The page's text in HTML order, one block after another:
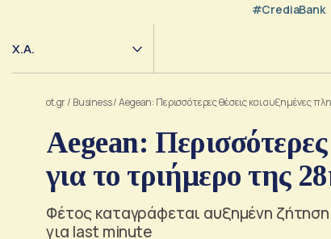
#CrediaBank
Χ.Α.
ot.gr/ Business/Aegean: Περισσότερες θέσεις και αυξημένες
Aegean:
για το τριήμερο της
Φέτος καταγράφεται αυξημένη
για last minute